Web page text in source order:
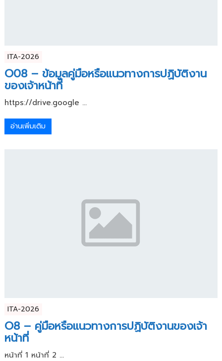
ITA-2026
O08 – ข้อมูลคู่มือหรือแนวทางการปฏิบัติงาน
ของเจ้าหน้าที่
https://drive.google ...
อ่านเพิ่มเติม
ITA-2026
O8 – คู่มือหรือแนวทางการปฏิบัติงานของเจ้า
หน้าที่
หน้าที่ 1 หน้าที่ 2 ...